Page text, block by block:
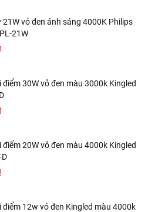
21W vỏ đen ánh sáng 4000K Philips
21W
điểm 30W vỏ đen màu 3000k Kingled
điểm 20W vỏ đen màu 4000k Kingled
D
điểm 12w vỏ đen Kingled màu 4000k